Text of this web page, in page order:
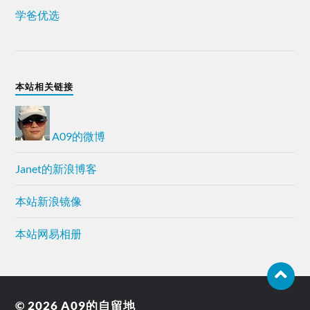
学爸优选
本站相关链接
A09的微博
Janet的新浪博客
本站新浪镜像
本站网易相册
© 2026A09的自留地